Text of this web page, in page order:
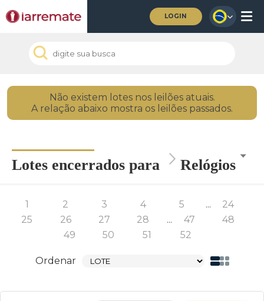
LOGIN
Não existem lotes nos leilões atuais.
A relação abaixo mostra os leilões passados.
Lotes encerrados para Relógios
1 2 3 4 5 ...
24
25
26 27 28 ... 47
48
49
50 51 52
Ordenar